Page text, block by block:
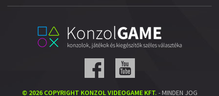
© 2026 COPYRIGHT KONZOL VIDEOGAME KFT. - MINDEN JOG